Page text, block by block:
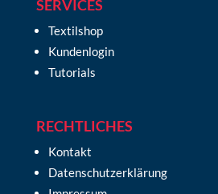
SERVICES
Textilshop
Kundenlogin
Tutorials
RECHTLICHES
Kontakt
Datenschutzerklärung